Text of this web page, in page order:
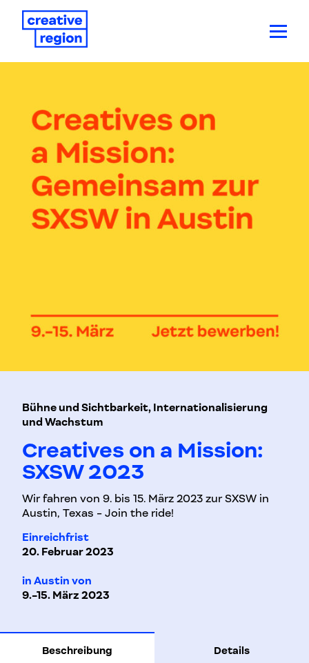
Bühne und Sichtbarkeit, Internationalisierung
und Wachstum
Creatives on a Mission:
SXSW 2023
Wir fahren von 9. bis 15. März 2023 zur SXSW in
Austin, Texas - Join the ride!
Einreichfrist
20. Februar 2023
in Austin von
9.-15. März 2023
Beschreibung Details